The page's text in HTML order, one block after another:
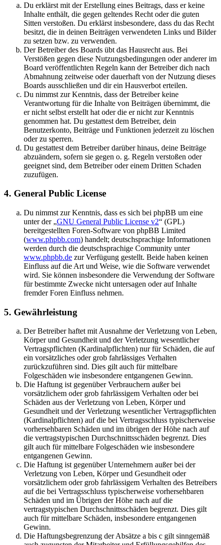
Du erklärst mit der Erstellung eines Beitrags, dass er keine
Inhalte enthält, die gegen geltendes Recht oder die guten
Sitten verstoßen. Du erklärst insbesondere, dass du das Recht
besitzt, die in deinen Beiträgen verwendeten Links und Bilder
zu setzen bzw. zu verwenden.
Der Betreiber des Boards übt das Hausrecht aus. Bei
Verstößen gegen diese Nutzungsbedingungen oder anderer im
Board veröffentlichten Regeln kann der Betreiber dich nach
Abmahnung zeitweise oder dauerhaft von der Nutzung dieses
Boards ausschließen und dir ein Hausverbot erteilen.
Du nimmst zur Kenntnis, dass der Betreiber keine
Verantwortung für die Inhalte von Beiträgen übernimmt, die
er nicht selbst erstellt hat oder die er nicht zur Kenntnis
genommen hat. Du gestattest dem Betreiber, dein
Benutzerkonto, Beiträge und Funktionen jederzeit zu löschen
oder zu sperren.
Du gestattest dem Betreiber darüber hinaus, deine Beiträge
abzuändern, sofern sie gegen o. g. Regeln verstoßen oder
geeignet sind, dem Betreiber oder einem Dritten Schaden
zuzufügen.
4. General Public License
Du nimmst zur Kenntnis, dass es sich bei phpBB um eine
unter der „GNU General Public License v2“ (GPL)
bereitgestellten Foren-Software von phpBB Limited
(www.phpbb.com) handelt; deutschsprachige Informationen
werden durch die deutschsprachige Community unter
www.phpbb.de zur Verfügung gestellt. Beide haben keinen
Einfluss auf die Art und Weise, wie die Software verwendet
wird. Sie können insbesondere die Verwendung der Software
für bestimmte Zwecke nicht untersagen oder auf Inhalte
fremder Foren Einfluss nehmen.
5. Gewährleistung
Der Betreiber haftet mit Ausnahme der Verletzung von Leben,
Körper und Gesundheit und der Verletzung wesentlicher
Vertragspflichten (Kardinalpflichten) nur für Schäden, die auf
ein vorsätzliches oder grob fahrlässiges Verhalten
zurückzuführen sind. Dies gilt auch für mittelbare
Folgeschäden wie insbesondere entgangenen Gewinn.
Die Haftung ist gegenüber Verbrauchern außer bei
vorsätzlichem oder grob fahrlässigem Verhalten oder bei
Schäden aus der Verletzung von Leben, Körper und
Gesundheit und der Verletzung wesentlicher Vertragspflichten
(Kardinalpflichten) auf die bei Vertragsschluss typischerweise
vorhersehbaren Schäden und im übrigen der Höhe nach auf
die vertragstypischen Durchschnittsschäden begrenzt. Dies
gilt auch für mittelbare Folgeschäden wie insbesondere
entgangenen Gewinn.
Die Haftung ist gegenüber Unternehmern außer bei der
Verletzung von Leben, Körper und Gesundheit oder
vorsätzlichem oder grob fahrlässigem Verhalten des Betreibers
auf die bei Vertragsschluss typischerweise vorhersehbaren
Schäden und im Übrigen der Höhe nach auf die
vertragstypischen Durchschnittsschäden begrenzt. Dies gilt
auch für mittelbare Schäden, insbesondere entgangenen
Gewinn.
Die Haftungsbegrenzung der Absätze a bis c gilt sinngemäß